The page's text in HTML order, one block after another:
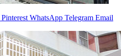
Pinterest WhatsApp Telegram Email